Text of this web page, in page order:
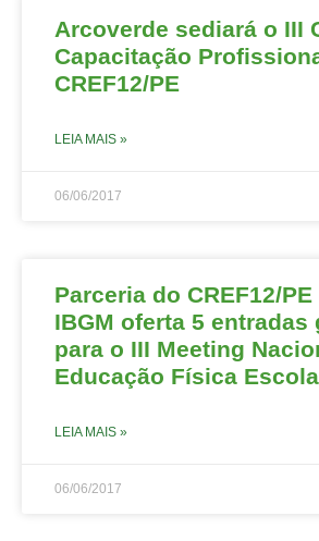
Arcoverde sediará o III
Capacitação
CREF12/PE
LEIA MAIS »
06/06/2017
Parceria do CREF12/
IBGM oferta 5 entradas
para o III Meeting
Educação Física
LEIA MAIS »
06/06/2017